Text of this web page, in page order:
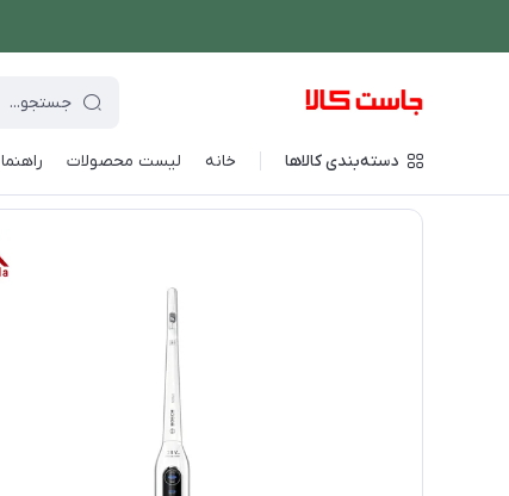
دسته‌بندی کالاها خانه لیست محصولات راهنما
فروشگاه اینترنتی جاست کالا شستشو و نظافت / جارو شارژی